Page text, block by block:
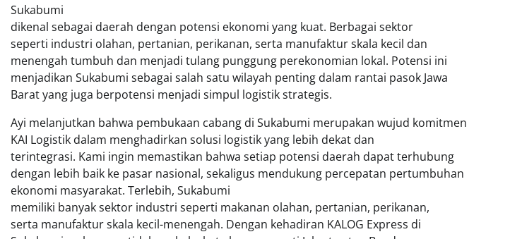
Sukabumi
dikenal sebagai daerah dengan potensi ekonomi yang kuat. Berbagai sektor
seperti industri olahan, pertanian, perikanan, serta manufaktur skala kecil dan
menengah tumbuh dan menjadi tulang punggung perekonomian lokal. Potensi ini
menjadikan Sukabumi sebagai salah satu wilayah penting dalam rantai pasok Jawa
Barat yang juga berpotensi menjadi simpul logistik strategis.
Ayi melanjutkan bahwa pembukaan cabang di Sukabumi merupakan wujud komitmen
KAI Logistik dalam menghadirkan solusi logistik yang lebih dekat dan
terintegrasi. Kami ingin memastikan bahwa setiap potensi daerah dapat terhubung
dengan lebih baik ke pasar nasional, sekaligus mendukung percepatan pertumbuhan
ekonomi masyarakat. Terlebih, Sukabumi
memiliki banyak sektor industri seperti makanan olahan, pertanian, perikanan,
serta manufaktur skala kecil-menengah. Dengan kehadiran KALOG Express di